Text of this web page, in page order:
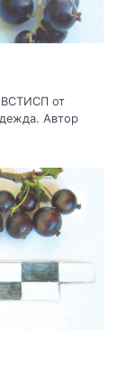
ВСТИСП от
Автор